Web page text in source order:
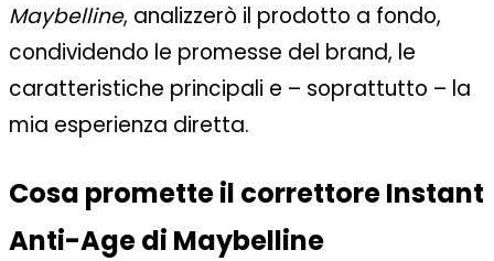
Maybelline, analizzerò il prodotto a fondo,
condividendo le promesse del brand, le
caratteristiche principali e – soprattutto – la
mia esperienza diretta.
Cosa promette il correttore Instant
Anti-Age di Maybelline